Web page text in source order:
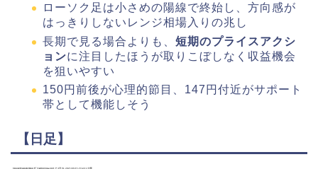
ローソク足は小さめの陽線で終始し、方向感が
はっきりしないレンジ相場入りの兆し
長期で見る場合よりも、 短期のプライスアクシ
ョンに注目したほうが取りこぼしなく収益機会
を狙いやすい
150円前後が心理的節目、147円付近がサポート
帯として機能しそう
【日足】